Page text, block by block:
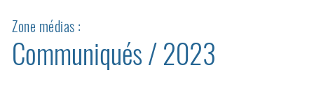
Zone médias :
Communiqués / 2023